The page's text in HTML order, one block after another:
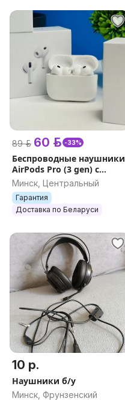
89 р. 60 р. -33%
Беспроводные наушники
AirPods Pro (3 gen) с
шумоподавлением и
анимацией, реплика
(1:1), запечатаны
Минск, Центральный
Гарантия
Доставка по Беларуси
10 р.
Наушники б/у
Минск, Фрунзенский